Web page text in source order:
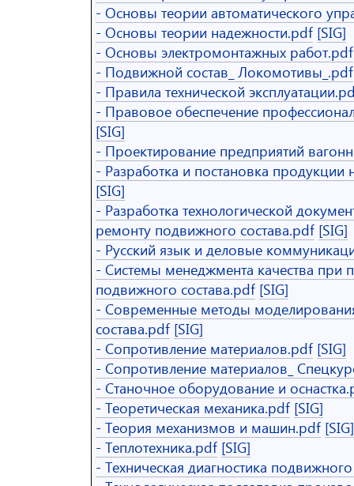
- Основы теории автоматического
- Основы теории надежности.pdf [SIG]
- Основы электромонтажных работ.pdf
- Подвижной состав_ Локомотивы_.pdf
- Правила технической
- Правовое обеспечение
[SIG]
- Проектирование предприятий
- Разработка и постановка продукции
[SIG]
- Разработка технологической
ремонту подвижного состава.pdf [SIG]
- Русский язык и деловые
- Системы менеджмента качества при
подвижного состава.pdf [SIG]
- Современные методы
состава.pdf [SIG]
- Сопротивление материалов.pdf [SIG]
- Сопротивление материалов_
- Станочное оборудование и
- Теоретическая механика.pdf [SIG]
- Теория механизмов и машин.pdf [SIG]
- Теплотехника.pdf [SIG]
- Техническая диагностика